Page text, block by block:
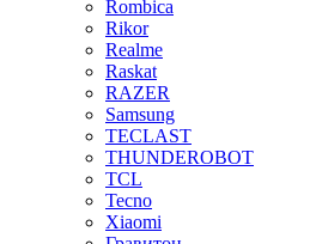
Rombica
Rikor
Realme
Raskat
RAZER
Samsung
TECLAST
THUNDEROBOT
TCL
Tecno
Xiaomi